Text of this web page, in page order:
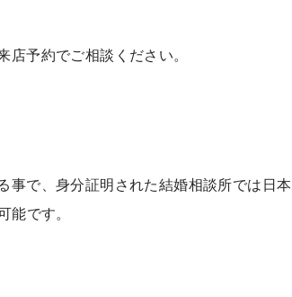
予約でご相談ください。
事で、身分証明された結婚相談所では日本
能です。